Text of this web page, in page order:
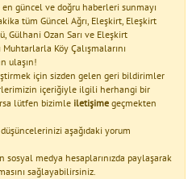
güncel ve doğru haberleri sunmayı
tüm Güncel Ağrı, Eleşkirt, Eleşkirt
Gülhani Ozan Sarı ve Eleşkirt
Köy Çalışmalarını
ulaşın!
için sizden gelen geri bildirimler
içeriğiyle ilgili herhangi bir
lütfen bizimle iletişime geçmekten
aşağıdaki yorum
sosyal medya hesaplarınızda paylaşarak
sağlayabilirsiniz.